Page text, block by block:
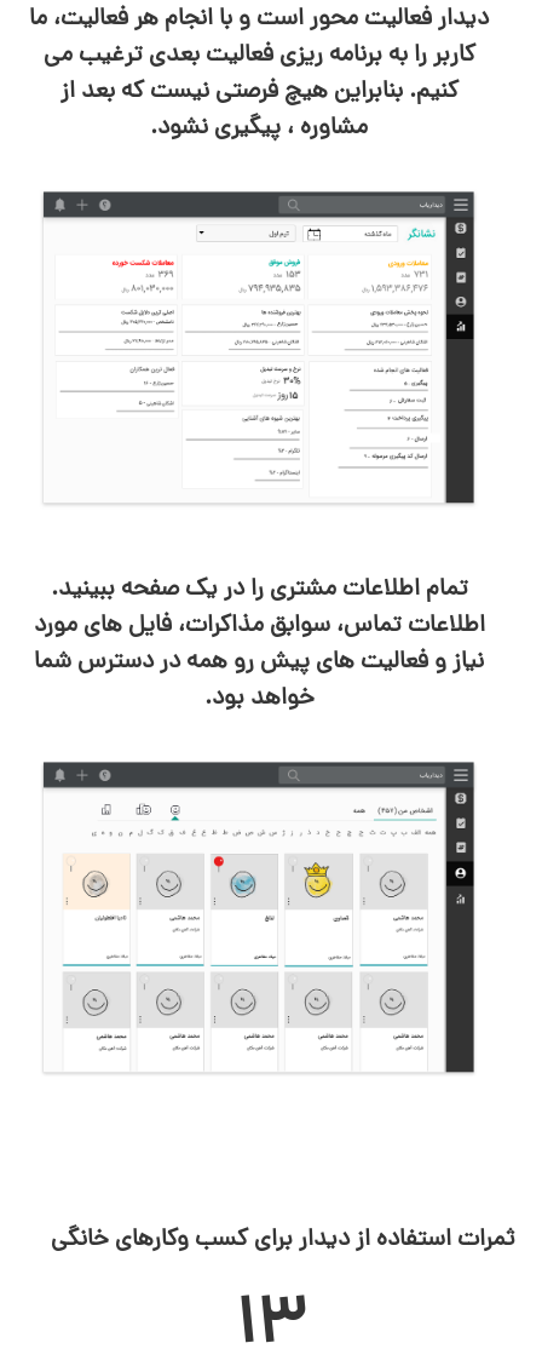
دیدار فعالیت محور است و با انجام هر فعالیت، ما
کاربر را به برنامه ریزی فعالیت بعدی ترغیب می
کنیم. بنابراین هیچ فرصتی نیست که بعد از
مشاوره ، پیگیری نشود.
تمام اطلاعات مشتری را در یک صفحه ببینید.
اطلاعات تماس، سوابق مذاکرات، فایل های مورد
نیاز و فعالیت های پیش رو همه در دسترس شما
خواهد بود.
ثمرات استفاده از دیدار برای کسب وکارهای خانگی
13